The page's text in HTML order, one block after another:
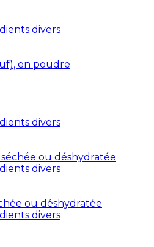
divers
en poudre
divers
ou déshydratée
divers
ou déshydratée
divers